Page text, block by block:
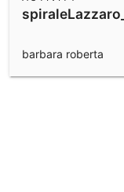
barbara roberta